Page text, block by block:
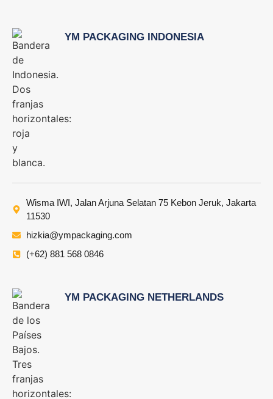
YM PACKAGING INDONESIA
Wisma IWI, Jalan Arjuna Selatan 75 Kebon Jeruk, Jakarta
11530
hizkia@ympackaging.com
(+62) 881 568 0846
YM PACKAGING NETHERLANDS